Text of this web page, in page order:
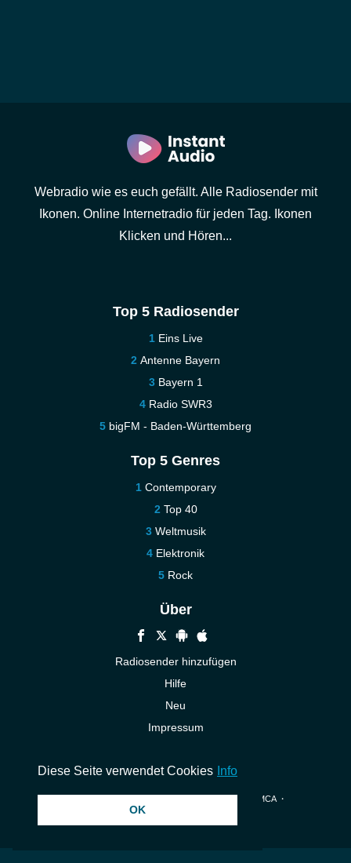
Webradio wie es euch gefällt. Alle Radiosender mit
Ikonen. Online Internetradio für jeden Tag. Ikonen
Klicken und Hören...
Top 5 Radiosender
Eins Live
Antenne Bayern
Bayern 1
Radio SWR3
bigFM - Baden-Württemberg
Top 5 Genres
Contemporary
Top 40
Weltmusik
Elektronik
Rock
Über
Radiosender hinzufügen
Hilfe
Neu
Impressum
DMCA・
Datenschutzerklärung
Diese Seite verwendet Cookies Info
OK